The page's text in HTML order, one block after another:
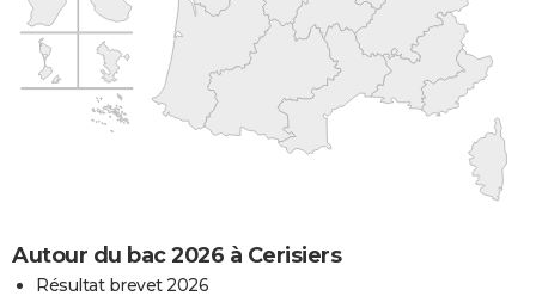
Autour du bac 2026 à Cerisiers
Résultat brevet 2026